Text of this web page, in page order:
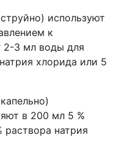
используют
к
2-3 мл воды для
хлорида или 5
в 200 мл 5 %
раствора натрия